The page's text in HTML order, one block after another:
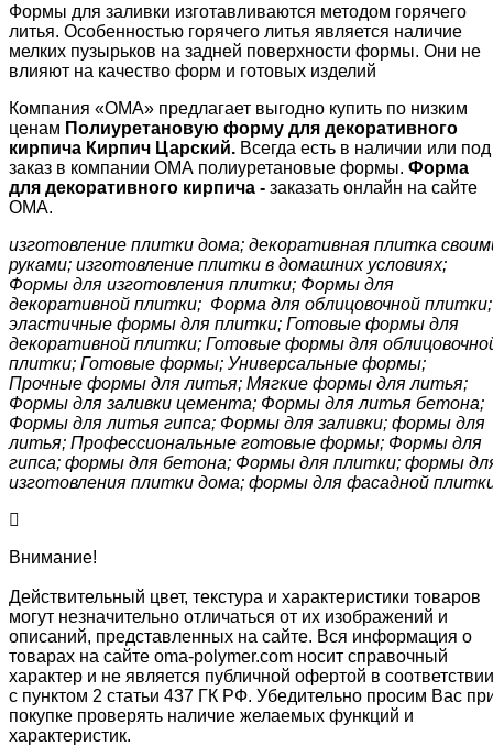
Формы для заливки изготавливаются методом горячего
литья. Особенностью горячего литья является наличие
мелких пузырьков на задней поверхности формы. Они не
влияют на качество форм и готовых изделий
Компания «ОМА» предлагает выгодно купить по низким
ценам Полиуретановую форму для декоративного
кирпича Кирпич Царский. Всегда есть в наличии или под
заказ в компании ОМА полиуретановые формы. Форма
для декоративного кирпича - заказать онлайн на сайте
ОМА.
изготовление плитки дома; декоративная плитка
руками; изготовление плитки в домашних условиях;
Формы для изготовления плитки; Формы для
декоративной плитки; Форма для облицовочной плитки;
эластичные формы для плитки; Готовые формы для
декоративной плитки; Готовые формы для
плитки; Готовые формы; Универсальные формы;
Прочные формы для литья; Мягкие формы для литья;
Формы для заливки цемента; Формы для литья бетона;
Формы для литья гипса; Формы для заливки; формы для
литья; Профессиональные готовые формы; Формы для
гипса; формы для бетона; Формы для плитки; формы
изготовления плитки дома; формы для фасадной
Внимание!
Действительный цвет, текстура и характеристики товаров
могут незначительно отличаться от их изображений и
описаний, представленных на сайте. Вся информация о
товарах на сайте oma-polymer.com носит справочный
характер и не является публичной офертой в соответствии
с пунктом 2 статьи 437 ГК РФ. Убедительно просим Вас
покупке проверять наличие желаемых функций и
характеристик.